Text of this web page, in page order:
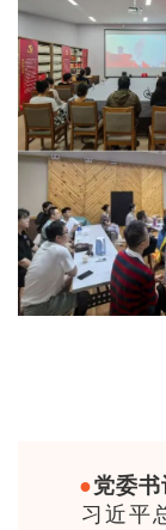
●党委
习近平